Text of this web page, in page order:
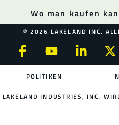
Wo man kaufen
© 2026 LAKELAND INC.
POLITIKEN
LAKELAND INDUSTRIES, INC.